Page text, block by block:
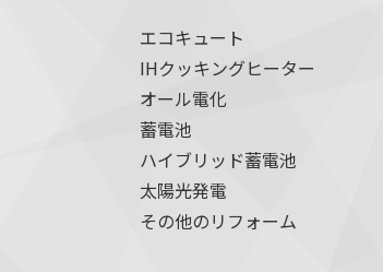
エコキュート
IHクッキングヒーター
オール電化
蓄電池
ハイブリッド蓄電池
太陽光発電
その他のリフォーム